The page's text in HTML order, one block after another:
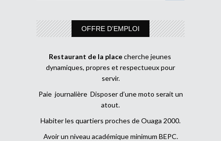
OFFRE D’EMPLOI
Restaurant de la placecherche jeunes
dynamiques, propres et respectueux pour
servir.
Paie journalière Disposer d’une moto serait un
atout.
Habiter les quartiers proches de Ouaga 2000.
Avoir un niveau académique minimum BEPC.